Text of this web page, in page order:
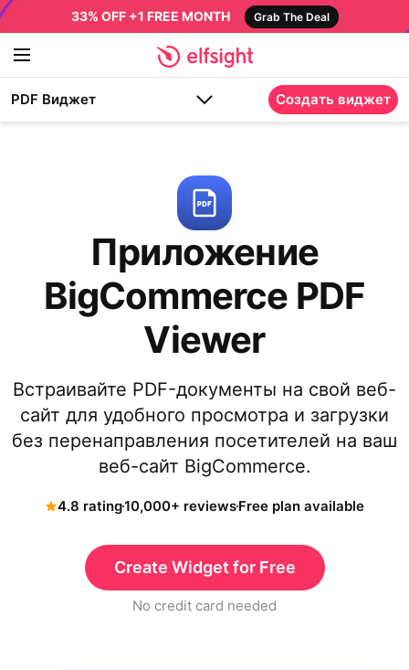
33% OFF +1 FREE MONTH Grab The Deal
PDF Виджет Создать виджет
Приложение
BigCommerce PDF
Viewer
Встраивайте PDF-документы на свой веб-
сайт для удобного просмотра и загрузки
без перенаправления посетителей на ваш
веб-сайт BigCommerce.
4.8 rating10,000+ reviewsFree plan available
Create Widget for Free
No credit card needed